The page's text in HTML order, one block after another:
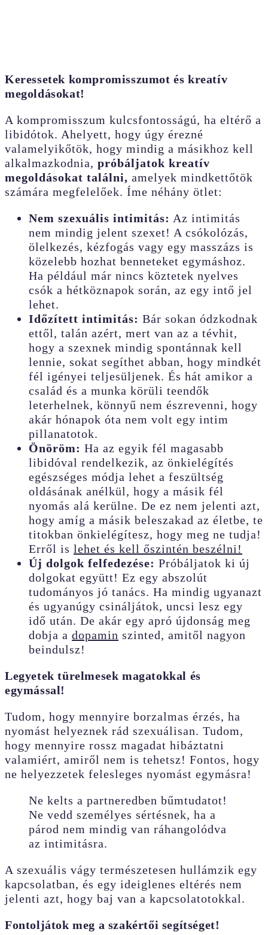
Keressetek kompromisszumot és kreatív
megoldásokat!
A kompromisszum kulcsfontosságú, ha eltérő a
libidótok. Ahelyett, hogy úgy érezné
valamelyikőtök, hogy mindig a másikhoz kell
alkalmazkodnia, próbáljatok kreatív
megoldásokat találni, amelyek mindkettőtök
számára megfelelőek. Íme néhány ötlet:
Nem szexuális intimitás: Az intimitás
nem mindig jelent szexet! A csókolózás,
ölelkezés, kézfogás vagy egy masszázs is
közelebb hozhat benneteket egymáshoz.
Ha például már nincs köztetek nyelves
csók a hétköznapok során, az egy intő jel
lehet.
Időzített intimitás: Bár sokan ódzkodnak
ettől, talán azért, mert van az a tévhit,
hogy a szexnek mindig spontánnak kell
lennie, sokat segíthet abban, hogy mindkét
fél igényei teljesüljenek. És hát amikor a
család és a munka körüli teendők
leterhelnek, könnyű nem észrevenni, hogy
akár hónapok óta nem volt egy intim
pillanatotok.
Önöröm: Ha az egyik fél magasabb
libidóval rendelkezik, az önkielégítés
egészséges módja lehet a feszültség
oldásának anélkül, hogy a másik fél
nyomás alá kerülne. De ez nem jelenti azt,
hogy amíg a másik beleszakad az életbe, te
titokban önkielégítesz, hogy meg ne tudja!
Erről is lehet és kell őszintén beszélni!
Új dolgok felfedezése: Próbáljatok ki új
dolgokat együtt! Ez egy abszolút
tudományos jó tanács. Ha mindig ugyanazt
és ugyanúgy csináljátok, uncsi lesz egy
idő után. De akár egy apró újdonság meg
dobja a dopamin szinted, amitől nagyon
beindulsz!
Legyetek türelmesek magatokkal és
egymással!
Tudom, hogy mennyire borzalmas érzés, ha
nyomást helyeznek rád szexuálisan. Tudom,
hogy mennyire rossz magadat hibáztatni
valamiért, amiről nem is tehetsz! Fontos, hogy
ne helyezzetek felesleges nyomást egymásra!
Ne kelts a partneredben bűmtudatot!
Ne vedd személyes sértésnek, ha a
párod nem mindig van ráhangolódva
az intimitásra.
A szexuális vágy természetesen hullámzik egy
kapcsolatban, és egy ideiglenes eltérés nem
jelenti azt, hogy baj van a kapcsolatotokkal.
Fontoljátok meg a szakértői segítséget!